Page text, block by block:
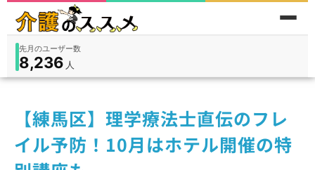
在宅9,360入所3,194
先月のユーザー数
8,236 人
件
【練馬区】理学療法士直伝のフレ
イル予防！10月はホテル開催の特